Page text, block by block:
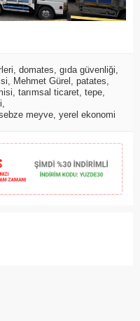
, domates, gıda güvenliği,
, Mehmet Gürel , patates,
, tarımsal ticaret, tepe,
,
meyve, yerel ekonomi